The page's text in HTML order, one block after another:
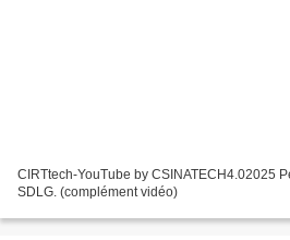
CIRTtech-YouTube by CSINATECH4.02025
SDLG. (complément vidéo)